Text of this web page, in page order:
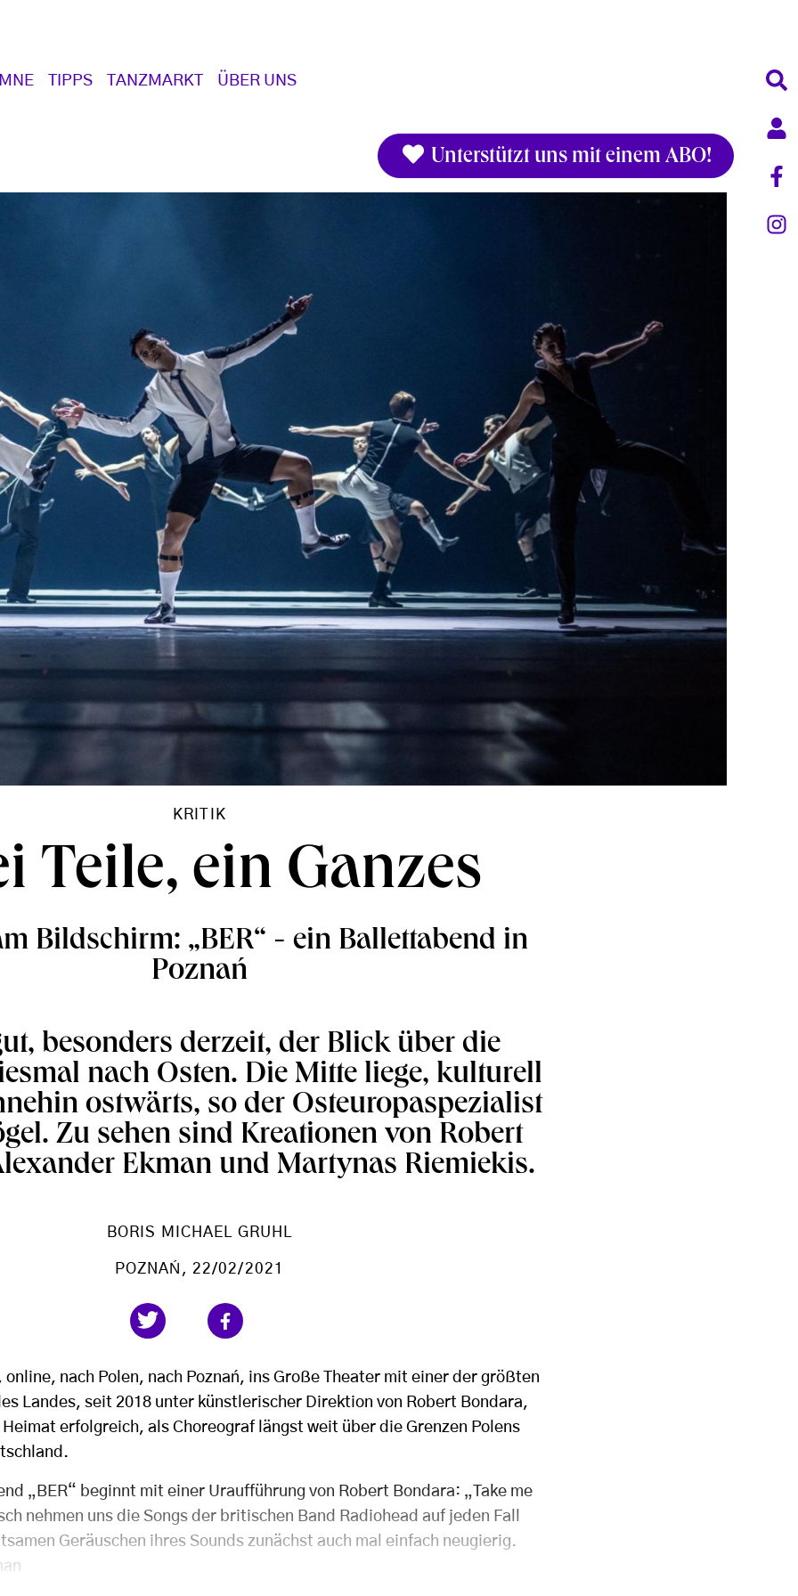
TIPPS TANZMARKT ÜBER UNS
Unterstützt uns mit einem ABO!
KRITIK
Teile, ein Ganzes
Bildschirm: „BER“ - ein Ballettabend in
Poznań
besonders derzeit, der Blick über die
nach Osten. Die Mitte liege, kulturell
ostwärts, so der Osteuropaspezialist
Zu sehen sind Kreationen von Robert
Ekman und Martynas Riemiekis.
BORIS MICHAEL GRUHL
POZNAŃ , 22/02/2021
online, nach Polen, nach Poznań, ins Große Theater mit einer der größten
Landes, seit 2018 unter künstlerischer Direktion von Robert Bondara,
erfolgreich, als Choreograf längst weit über die Grenzen Polens
„BER“ beginnt mit einer Uraufführung von Robert Bondara: „Take me
nehmen uns die Songs der britischen Band Radiohead auf jeden Fall
Geräuschen ihres Sounds zunächst auch mal einfach neugierig.